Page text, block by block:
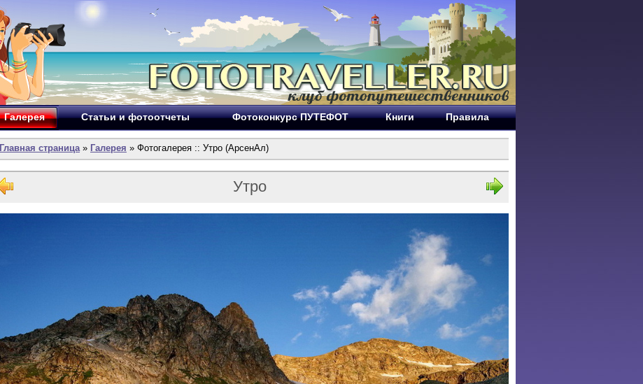
Галерея Статьи и фотоотчеты Фотоконкурс ПУТЕФОТ Книги Правила
Главная страница» Галерея » Фотогалерея :: Утро (АрсенАл)
Утро